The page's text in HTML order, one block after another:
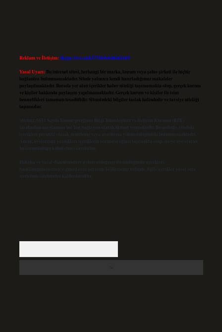
Reklam ve İletişim:Skype: live:.cid.575569c608265c69
Yasal Uyarı: Bu internet sitesi, herhangi bir marka, kurum veya şahıs şirketi ile hiçbir
bağlantısı bulunmamaktadır. Sitede yalnızca kendi hazırladığımız makaleler
paylaşılmaktadır. Burada yer alan içerikler haber niteliği taşımamakta olup, gerçek kurum
ve kişiler hakkında paylaşım yapılmamaktadır. Gerçek kurum ve kişiler ile isim
benzerlikleri tamamen tesadüfidir. Sitemizdeki bilgiler taslak halindedir ve tavsiye niteliği
taşımazlar.
Sitemiz, 5651 Sayılı Kanun gereğince Bilgi Teknolojileri ve İletişim Kurumu (BTK)
tarafından onaylanmış bir Yer Sağlayıcı olarak hizmet vermektedir. Bu nedenle, sitedeki
içerikleri proaktif olarak denetleme veya araştırma yükümlülüğümüz bulunmamaktadır.
Ancak, üyelerimiz yazdıkları içeriklerin sorumluluğunu taşımakta olup, siteye üye olarak
bu sorumluluğu kabul etmiş sayılırlar.
Hukuka ve yasal düzenlemelere aykırı olduğunu düşündüğünüz içerikleri,
backlinkpanelicomtr@gmail.com adresine bildirmeniz halinde, ilgili içerikler yasal süre
içerisinde sitemizden kaldırılacaktır.